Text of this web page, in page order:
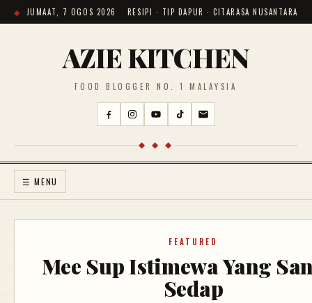
JUMAAT, 7 OGOS 2026 RESIPI · TIP DAPUR · CITARASA NUSANTARA
AZIE KITCHEN
FOOD BLOGGER NO. 1 MALAYSIA
◆ ◆ ◆
☰ MENU
FEATURED
Mee Sup Istimewa Yang
Sedap